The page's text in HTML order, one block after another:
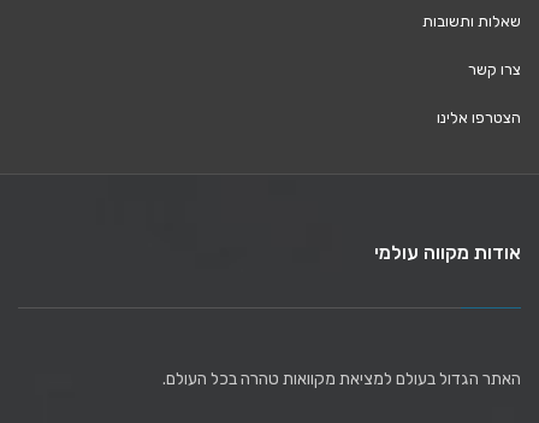
שאלות ותשובות
צרו קשר
הצטרפו אלינו
אודות מקווה עולמי
האתר הגדול בעולם למציאת מקוואות טהרה בכל העולם.